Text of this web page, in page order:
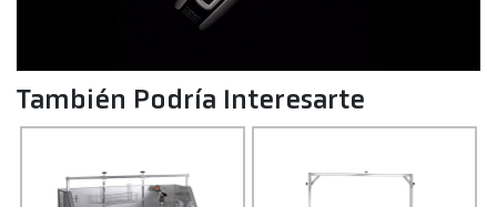
También Podría Interesarte